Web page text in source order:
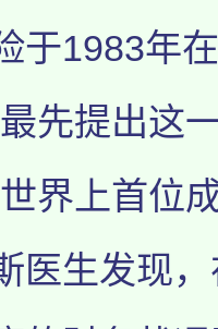
于1983年
先提出这
界上首位
医生发现